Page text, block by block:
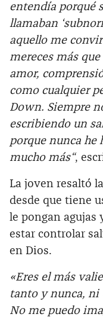
entendía porqué
llamaban
aquello me
mereces más
amor,
como cualquier
Down. Siempre
escribiendo un
porque nunca he
mucho más“,
La joven resaltó
desde que tiene
le pongan agujas
estar controlar
en Dios.
«Eres el más
tanto y nunca, ni
No me puedo